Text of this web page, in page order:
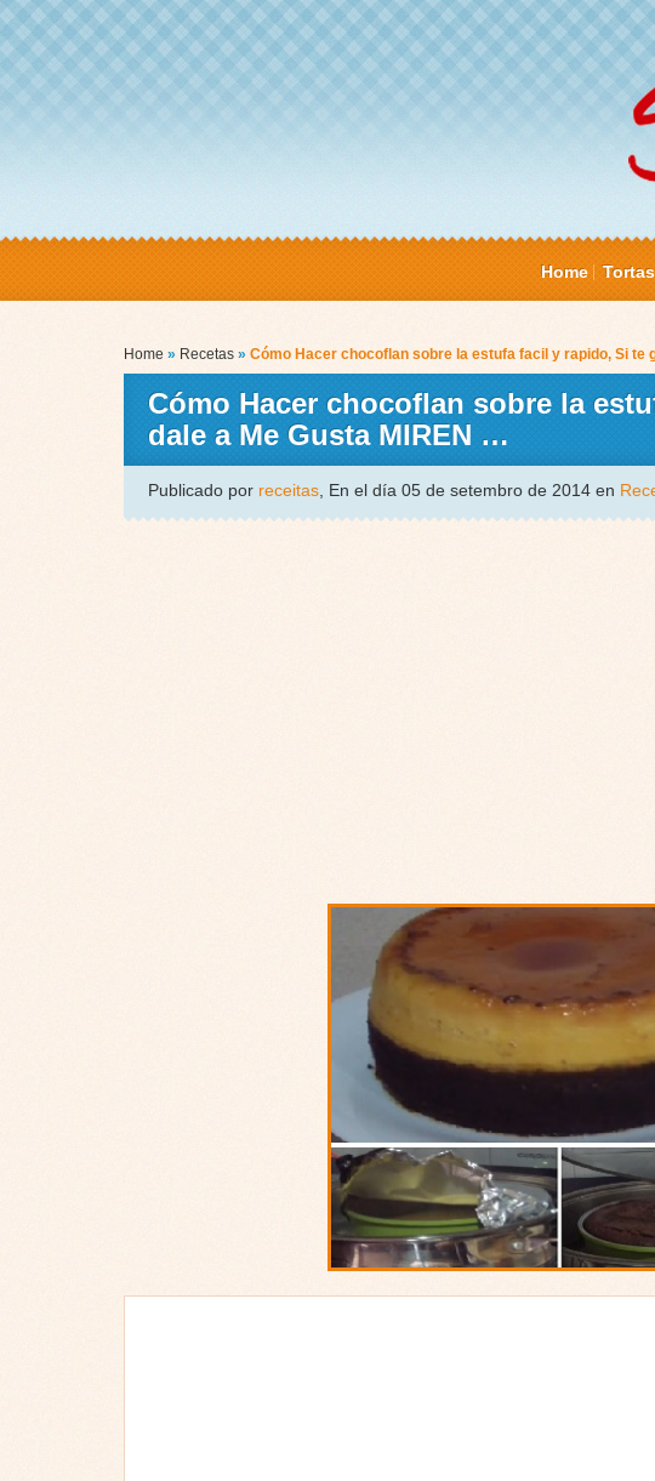
Home
Home » Recetas » Cómo Hacer chocoflan sobre la estufa facil y rapido, Si te
Cómo Hacer chocoflan sobre la
dale a Me Gusta MIREN …
Publicado por receitas , En el día 05 de setembro de 2014 en